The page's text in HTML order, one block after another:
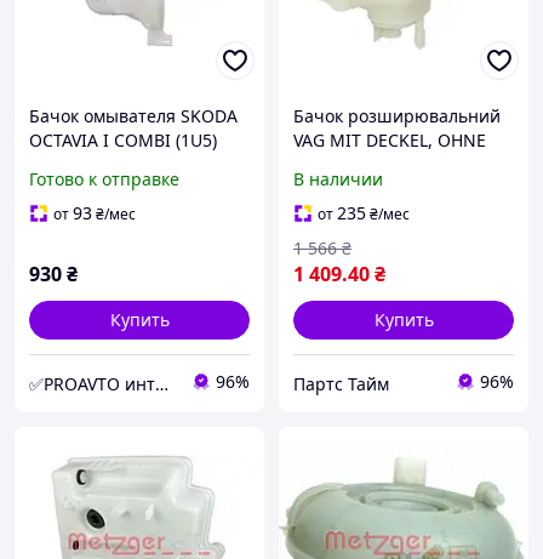
Бачок омывателя SKODA
OCTAVIA I COMBI (1U5)
ОЧИСНИКА ФАР MG
2140073
Готово к отправке
от93₴/мес
930₴
Купить
✅PROAVTO интернет-магазин автозапчастей 96%
Бачок розширювальний
VAG MIT DECKEL, OHNE
В наличии
от235₴/мес
1 409.40₴
1 566 ₴
Купить
Партс Тайм 96%